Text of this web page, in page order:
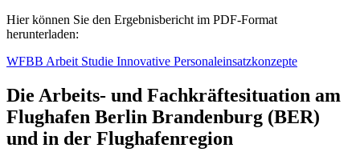
Hier können Sie den Ergebnisbericht im PDF-Format
herunterladen:
WFBB Arbeit Studie Innovative Personaleinsatzkonzepte
Die Arbeits- und Fachkräftesituation am
Flughafen Berlin Brandenburg (BER)
und in der Flughafenregion